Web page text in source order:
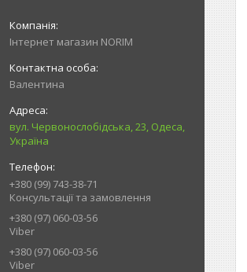
Інтернет магазин NORIM
Валентина
вул. Червонослобідська, 23, Одеса,
Україна
+380 (99) 743-38-71
Консультації та замовлення
+380 (97) 060-03-56
Viber
+380 (97) 060-03-56
Viber